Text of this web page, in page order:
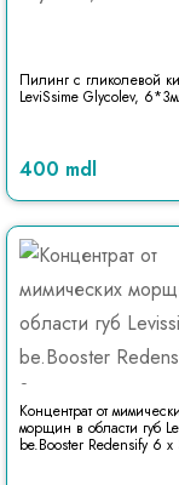
Пилинг с гликолевой
LeviSsime Glycolev,
400 mdl
Концентрат от
морщин в области губ
be.Booster Redensify 6 х